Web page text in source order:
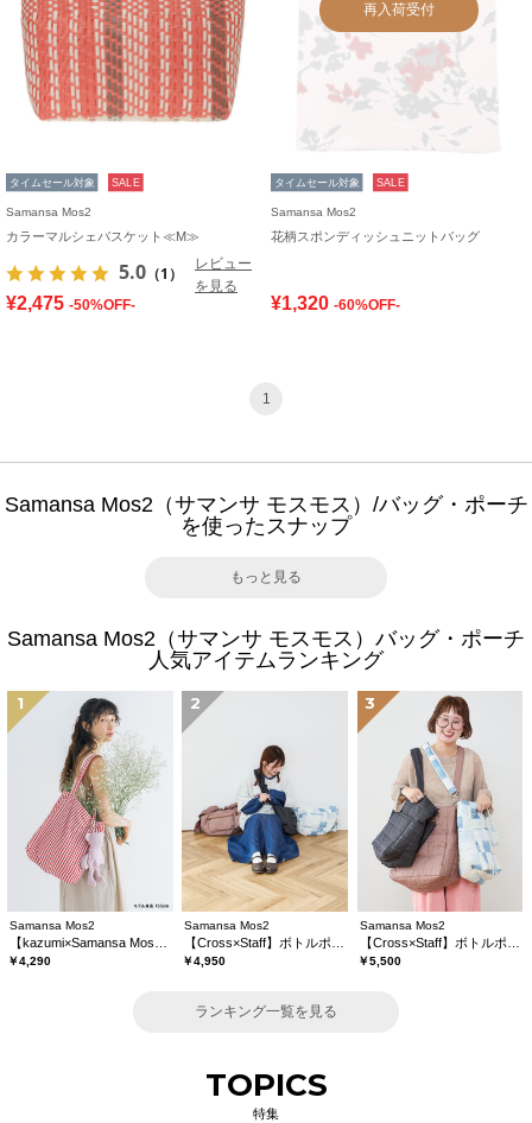
タイムセール対象 SALE
Samansa Mos2
カラーマルシェバスケット≪M≫
5.0 （1）
レビュー
を見る
¥2,475 -50%OFF-
再入荷受付
タイムセール対象 SALE
Samansa Mos2
花柄スポンディッシュニットバッグ
¥1,320 -60%OFF-
1
Samansa Mos2（サマンサ モスモス）/バッグ・ポーチ
を使ったスナップ
もっと見る
Samansa Mos2（サマンサ モスモス）バッグ・ポーチ
人気アイテムランキング
1
Samansa Mos2
￥4,290
2
Samansa Mos2
￥4,950
3
Samansa Mos2
￥5,500
ランキング一覧を見る
TOPICS
特集